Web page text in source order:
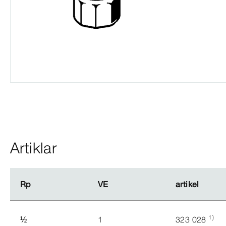
Artiklar
Rp VE artikel
Rp VE artikel
½ 1 323 028 1)